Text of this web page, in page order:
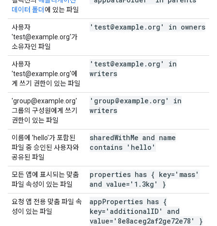
데이터 폴더 에 있는 파일
사용자
'test@example.org'가
소유자인 파일
'test@example . org' in owners
사용자
'test@example.org'에
게 쓰기 권한이 있는 파일
'test@example . org' in
writers
'group@example.org'
그룹의 구성원에게 쓰기
권한이 있는 파일
'group@example . org' in
writers
이름에 'hello'가 포함된
파일 중 승인된 사용자와
공유된 파일
sharedWithMe and name
contains 'hello'
모든 앱에 표시되는 맞춤
파일 속성이 있는 파일
properties has { key='mass'
and value='1 . 3kg' }
요청 앱 전용 맞춤 파일 속
성이 있는 파일
appProperties has {
key='additionalID' and
value='8e8aceg2af2ge72e78' }